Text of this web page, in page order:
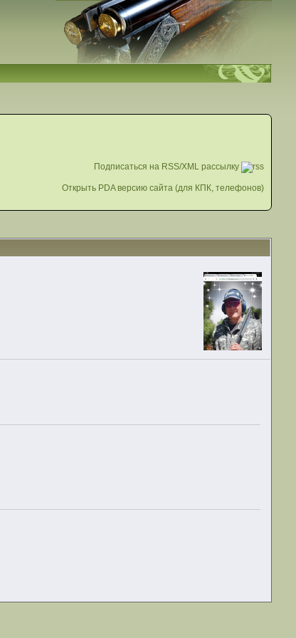
Подписаться на RSS/XML рассылку
Открыть PDA версию сайта (для КПК, телефонов)